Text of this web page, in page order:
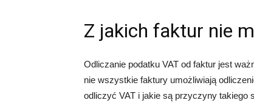
Z jakich faktur nie
Odliczanie podatku VAT od faktur jest
nie wszystkie faktury umożliwiają
odliczyć VAT i jakie są przyczyny takiego